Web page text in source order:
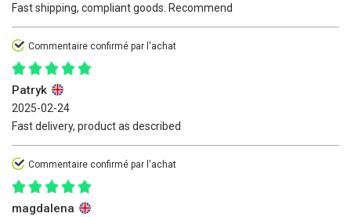
Fast shipping, compliant goods. Recommend
Commentaire confirmé par l'achat
Patryk
2025-02-24
Fast delivery, product as described
Commentaire confirmé par l'achat
magdalena